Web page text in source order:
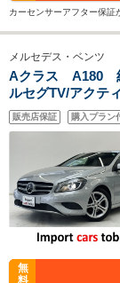
カーセンサーアフター保証
メルセデス・ベンツ
Aクラス A180
ルセグTV/アクテ
ーキングアシスト
イール/CD/DVD/
販売店保証 購入プラン
無
料